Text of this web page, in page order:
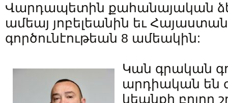
Վարդապետին քահանայական
ամեայ յոբելեանին եւ
գործունէութեան 8 ամեակին:
Կան գրական
արդիական են
կեանքի բոլոր